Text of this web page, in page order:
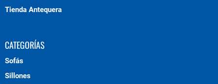
Tienda Antequera
CATEGORÍAS
Sofás
Sillones